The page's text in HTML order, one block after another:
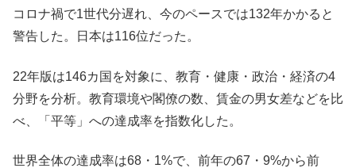
コロナ禍で1世代分遅れ、今のペースでは132年かかると
警告した。日本は116位だった。
22年版は146カ国を対象に、教育・健康・政治・経済の4
分野を分析。教育環境や閣僚の数、賃金の男女差などを比
べ、「平等」への達成率を指数化した。
世界全体の達成率は68・1%で、前年の67・9%から前